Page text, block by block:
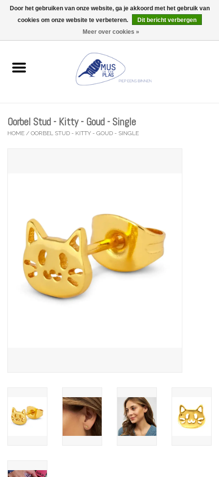
0 Artikelen - €0,00
Wenskaarten
Lifestyle
Koopjes
Cadeaubonnen
Oorbel Stud - Kitty - Goud - Single
HOME / OORBEL STUD - KITTY - GOUD - SINGLE
Door het gebruiken van onze website, ga je akkoord met het gebruik van
cookies om onze website te verbeteren.
Dit bericht verbergen
Meer over cookies »
Wij zijn uitzonderlijk gesloten op Do 13/08